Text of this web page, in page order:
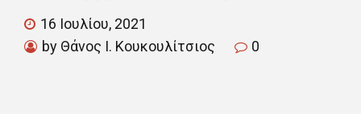
16 Ιουλίου, 2021
by Θάνος Ι. Κουκουλίτσιος
0